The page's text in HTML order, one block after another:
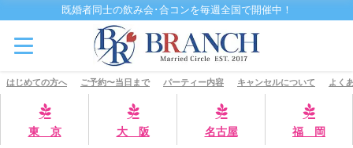
既婚者同士の飲み会･合コンを毎週全国で開催中！
はじめての方へ ご予約〜当日まで パーティー内容 キャンセルについて よく
東 京 大 阪 名古屋 福 岡